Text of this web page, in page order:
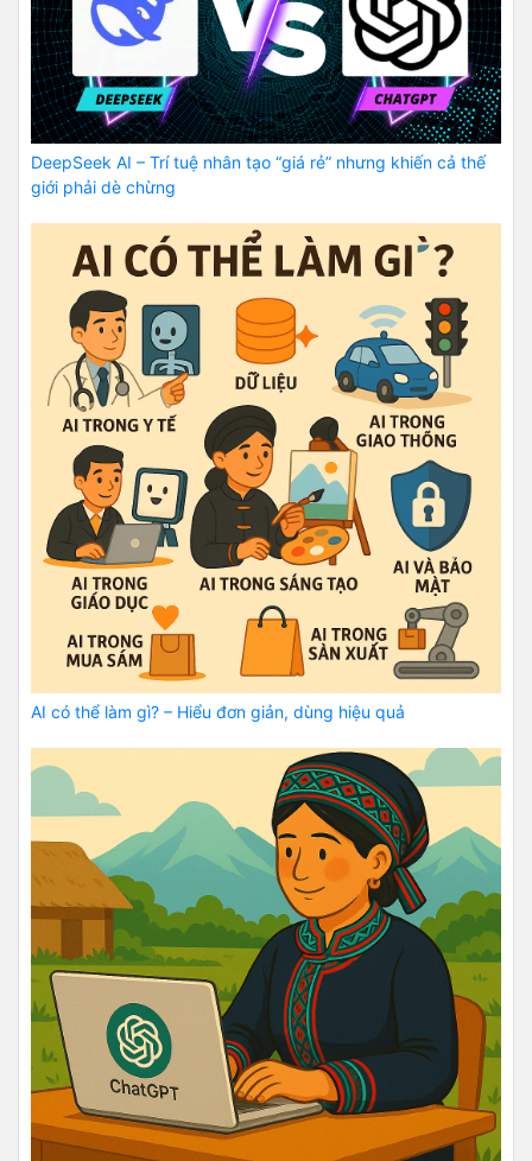
DeepSeek AI – Trí tuệ nhân tạo “giá rẻ” nhưng khiến cả thế
giới phải dè chừng
AI có thể làm gì? – Hiểu đơn giản, dùng hiệu quả